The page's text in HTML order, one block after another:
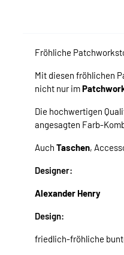
Fröhliche
Mit diesen fröhlichen
nicht nur im
Die hochwertigen
angesagten Farb-
Auch Taschen,
Designer:
Alexander Henry
Design:
friedlich-fröhliche